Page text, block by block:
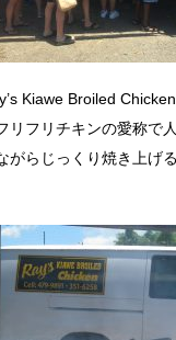
Kiawe Broiled
リフリチキンの愛称で
らじっくり焼き上げ